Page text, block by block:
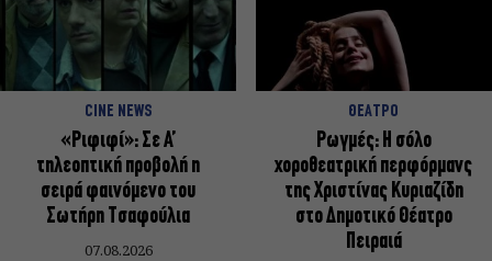
CINE NEWS
«Ριφιφί»: Σε Α’
τηλεοπτική προβολή η
σειρά φαινόμενο του
Σωτήρη Τσαφούλια
07.08.2026
ΘΕΑΤΡΟ
Ρωγμές: Η σόλο
χοροθεατρική περφόρμανς
της Χριστίνας Κυριαζίδη
στο Δημοτικό Θέατρο
Πειραιά